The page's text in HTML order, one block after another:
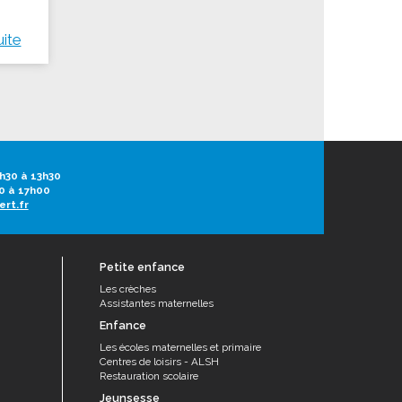
à 13h30
à 17h00
Petite enfance
Les crèches
Assistantes maternelles
Enfance
Les écoles maternelles et primaire
Centres de loisirs - ALSH
Restauration scolaire
Jeunsesse